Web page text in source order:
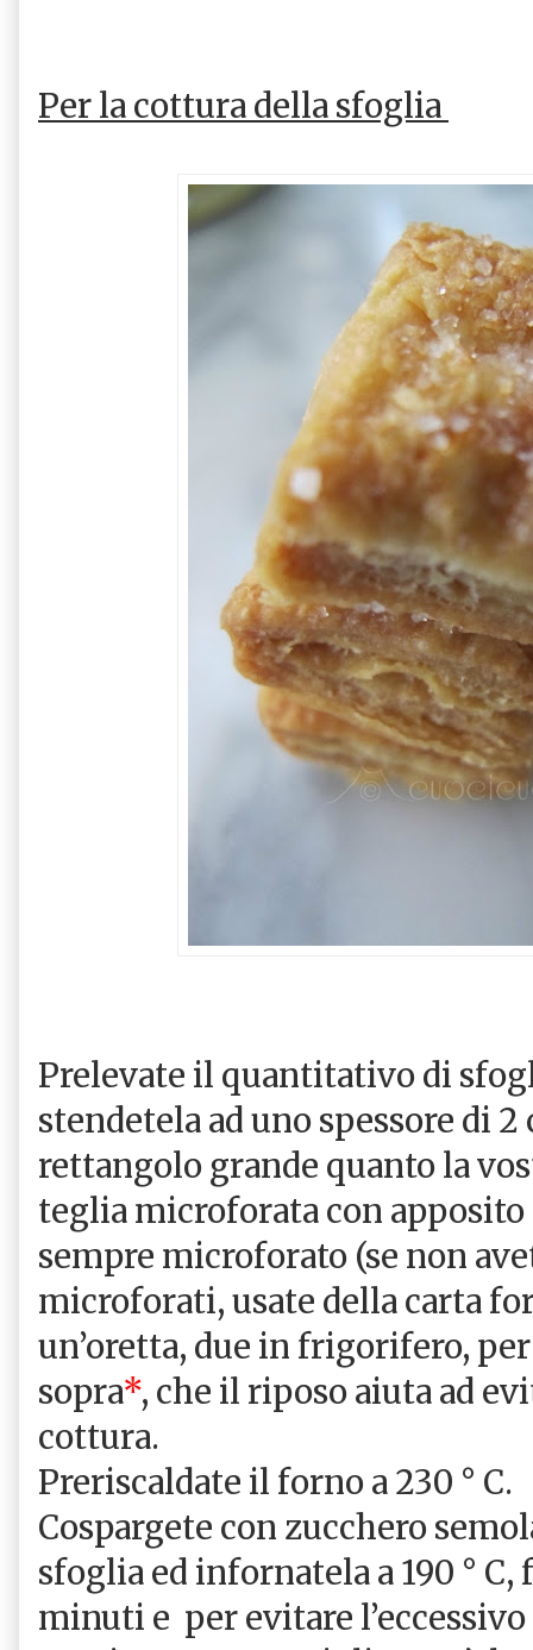
Per la cottura della sfoglia
Prelevate il quantitativo di
stendetela ad uno spessore di
rettangolo grande quanto la
teglia microforata con
sempre microforato (se non
microforati, usate della carta
un’oretta, due in frigorifero,
sopra*, che il riposo aiuta ad
cottura.
Preriscaldate il forno a 230 ° C.
Cospargete con zucchero
sfoglia ed infornatela a 190 ° C,
minuti e per evitare